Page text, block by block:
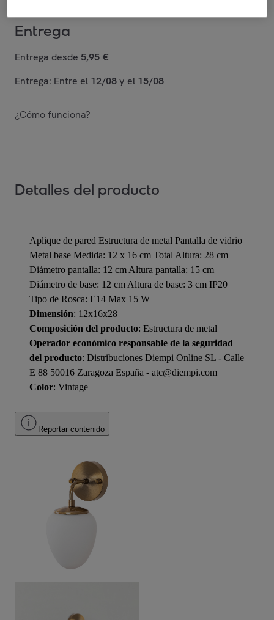
Entrega
Entrega desde 5,95 €
Entrega: Entre el 12/08y el 15/08
¿Cómo funciona?
Detalles del producto
Aplique de pared Estructura de metal Pantalla de vidrio
Metal base Medida: 12 x 16 cm Total Altura: 28 cm
Diámetro pantalla: 12 cm Altura pantalla: 15 cm
Diámetro de base: 12 cm Altura de base: 3 cm IP20
Tipo de Rosca: E14 Max 15 W
Dimensión: 12x16x28
Composición del producto: Estructura de metal
Operador económico responsable de la seguridad
del producto: Distribuciones Diempi Online SL - Calle
E 88 50016 Zaragoza España - atc@diempi.com
Color: Vintage
Reportar contenido